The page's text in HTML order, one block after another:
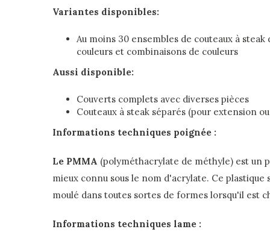
Variantes disponibles:
Au moins 30 ensembles de couteaux à
couleurs et combinaisons de couleurs
Aussi disponible:
Couverts complets avec diverses pièces
Couteaux à steak séparés (pour extension
Informations techniques poignée :
Le PMMA (polyméthacrylate de méthyle) est un
mieux connu sous le nom d'acrylate. Ce
moulé dans toutes sortes de formes lorsqu'il est
Informations techniques lame :